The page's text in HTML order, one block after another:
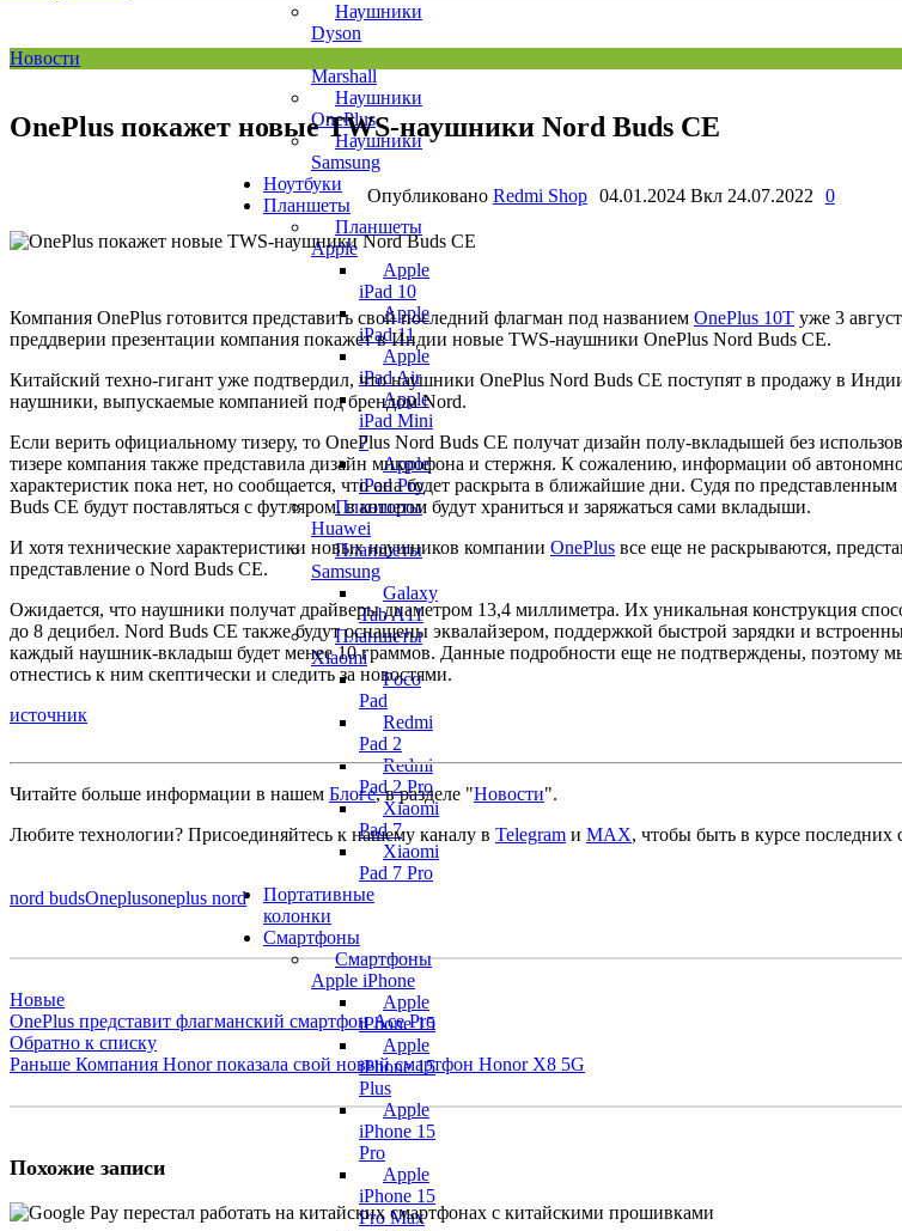
Наушники
Dyson
Наушники
Marshall
Наушники
OnePlus
Наушники
Samsung
Ноутбуки
Планшеты
Планшеты
Apple
Apple
iPad 10
Apple
iPad 11
Apple
iPad Air
Apple
iPad Mini
7
Apple
iPad Pro
Планшеты
Huawei
Планшеты
Samsung
Galaxy
Tab A11
Планшеты
Xiaomi
Poco
Pad
Redmi
Pad 2
Redmi
Pad 2 Pro
Xiaomi
Pad 7
Xiaomi
Pad 7 Pro
Портативные
колонки
Смартфоны
Смартфоны
Apple iPhone
Apple
iPhone 15
Apple
iPhone 15
Plus
Apple
iPhone 15
Pro
Apple
iPhone 15
Pro Max
Новости
OnePlus покажет новые TWS-наушники Nord Buds CE
Опубликовано Redmi Shop 04.01.2024 Вкл 24.07.2022 0
Компания OnePlus готовится представить свой последний флагман под названием OnePlus 10T уже 3
преддверии презентации компания покажет в Индии новые TWS-наушники OnePlus Nord Buds CE.
Китайский техно-гигант уже подтвердил, что наушники OnePlus Nord Buds CE поступят в продажу в
наушники, выпускаемые компанией под брендом Nord.
Если верить официальному тизеру, то OnePlus Nord Buds CE получат дизайн полу-вкладышей без
тизере компания также представила дизайн микрофона и стержня. К сожалению, информации об
характеристик пока нет, но сообщается, что она будет раскрыта в ближайшие дни. Судя по
Buds CE будут поставляться с футляром, в котором будут храниться и заряжаться сами вкладыши.
И хотя технические характеристики новых наушников компании OnePlus все еще не раскрываются,
представление о Nord Buds CE.
Ожидается, что наушники получат драйверы диаметром 13,4 миллиметра. Их уникальная конструкция
до 8 децибел. Nord Buds CE также будут оснащены эквалайзером, поддержкой быстрой зарядки и
каждый наушник-вкладыш будет менее 10 граммов. Данные подробности еще не подтверждены, поэтому
отнестись к ним скептически и следить за новостями.
источник
Читайте больше информации в нашем Блоге, в разделе "Новости".
Любите технологии? Присоединяйтесь к нашему каналу в Telegram и MAX, чтобы быть в курсе последних
nord budsOneplusoneplus nord
Новые
OnePlus представит флагманский смартфон Ace Pro
Обратно к списку
Раньше Компания Honor показала свой новый смартфон Honor X8 5G
Похожие записи